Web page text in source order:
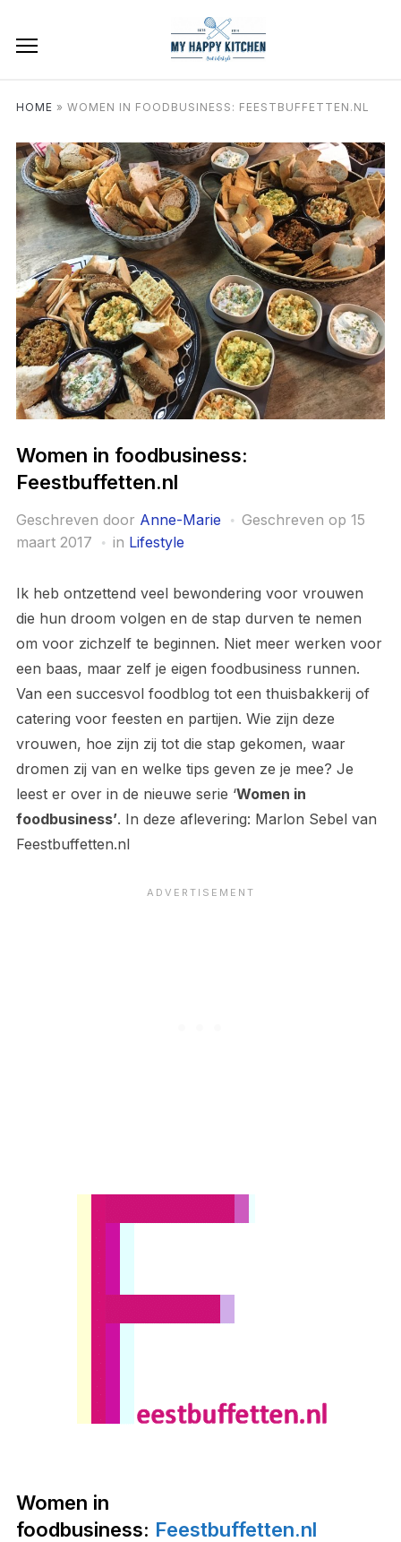
HOME » WOMEN IN FOODBUSINESS: FEESTBUFFETTEN.NL
Women in foodbusiness:
Feestbuffetten.nl
Geschreven door Anne-Marie Geschreven op 15
maart 2017
in Lifestyle
Ik heb ontzettend veel bewondering voor vrouwen
die hun droom volgen en de stap durven te nemen
om voor zichzelf te beginnen. Niet meer werken voor
een baas, maar zelf je eigen foodbusiness runnen.
Van een succesvol foodblog tot een thuisbakkerij of
catering voor feesten en partijen. Wie zijn deze
vrouwen, hoe zijn zij tot die stap gekomen, waar
dromen zij van en welke tips geven ze je mee? Je
leest er over in de nieuwe serie ‘Women in
foodbusiness’. In deze aflevering: Marlon Sebel van
Feestbuffetten.nl
Women in
foodbusiness: Feestbuffetten.nl